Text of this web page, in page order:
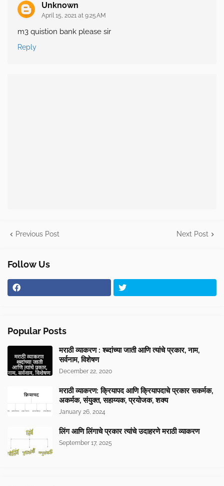
Unknown
April 15, 2021 at 9:25 AM
m3 quistion bank please sir
Reply
Previous Post Next Post
Follow Us
Popular Posts
मराठी व्याकरण : श्ब्दांच्या जाती आणि त्यांचे प्रकार, नाम,
सर्वनाम, विशेषण
December 22, 2020
मराठी व्याकरण: क्रियापद आणि क्रियापदाचे प्रकार सकर्मक,
अकर्मक, संयुक्त, सहाय्यक, प्रयोजक, शक्य
January 26, 2024
लिंग आणि लिंगाचे प्रकार त्यांचे उदाहरणे मराठी व्याकरण
September 17, 2025